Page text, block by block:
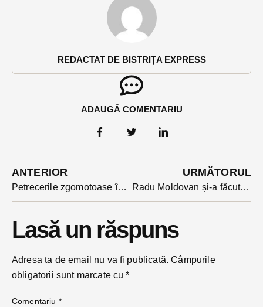
REDACTAT DE BISTRIȚA EXPRESS
ADAUGĂ COMENTARIU
ANTERIOR
Petrecerile zgomotoase în curte pasibile de amendă până la 12.000 de lei
URMĂTORUL
Radu Moldovan și-a făcut exit-ul din conducerea filialei PSD printr-un mesaj video transmis conferinței județene
Lasă un răspuns
Adresa ta de email nu va fi publicată. Câmpurile
obligatorii sunt marcate cu*
Comentariu *